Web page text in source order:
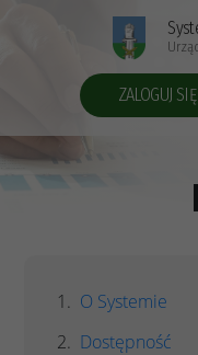
ZALOGUJ SIĘ
O Systemie
Dostępność